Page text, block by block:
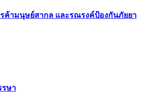
ค้ามนุษย์สากล และรณรงค์ป้องกันภัยยา
รษา